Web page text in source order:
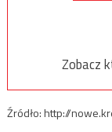
Zobacz
Źródło: http://